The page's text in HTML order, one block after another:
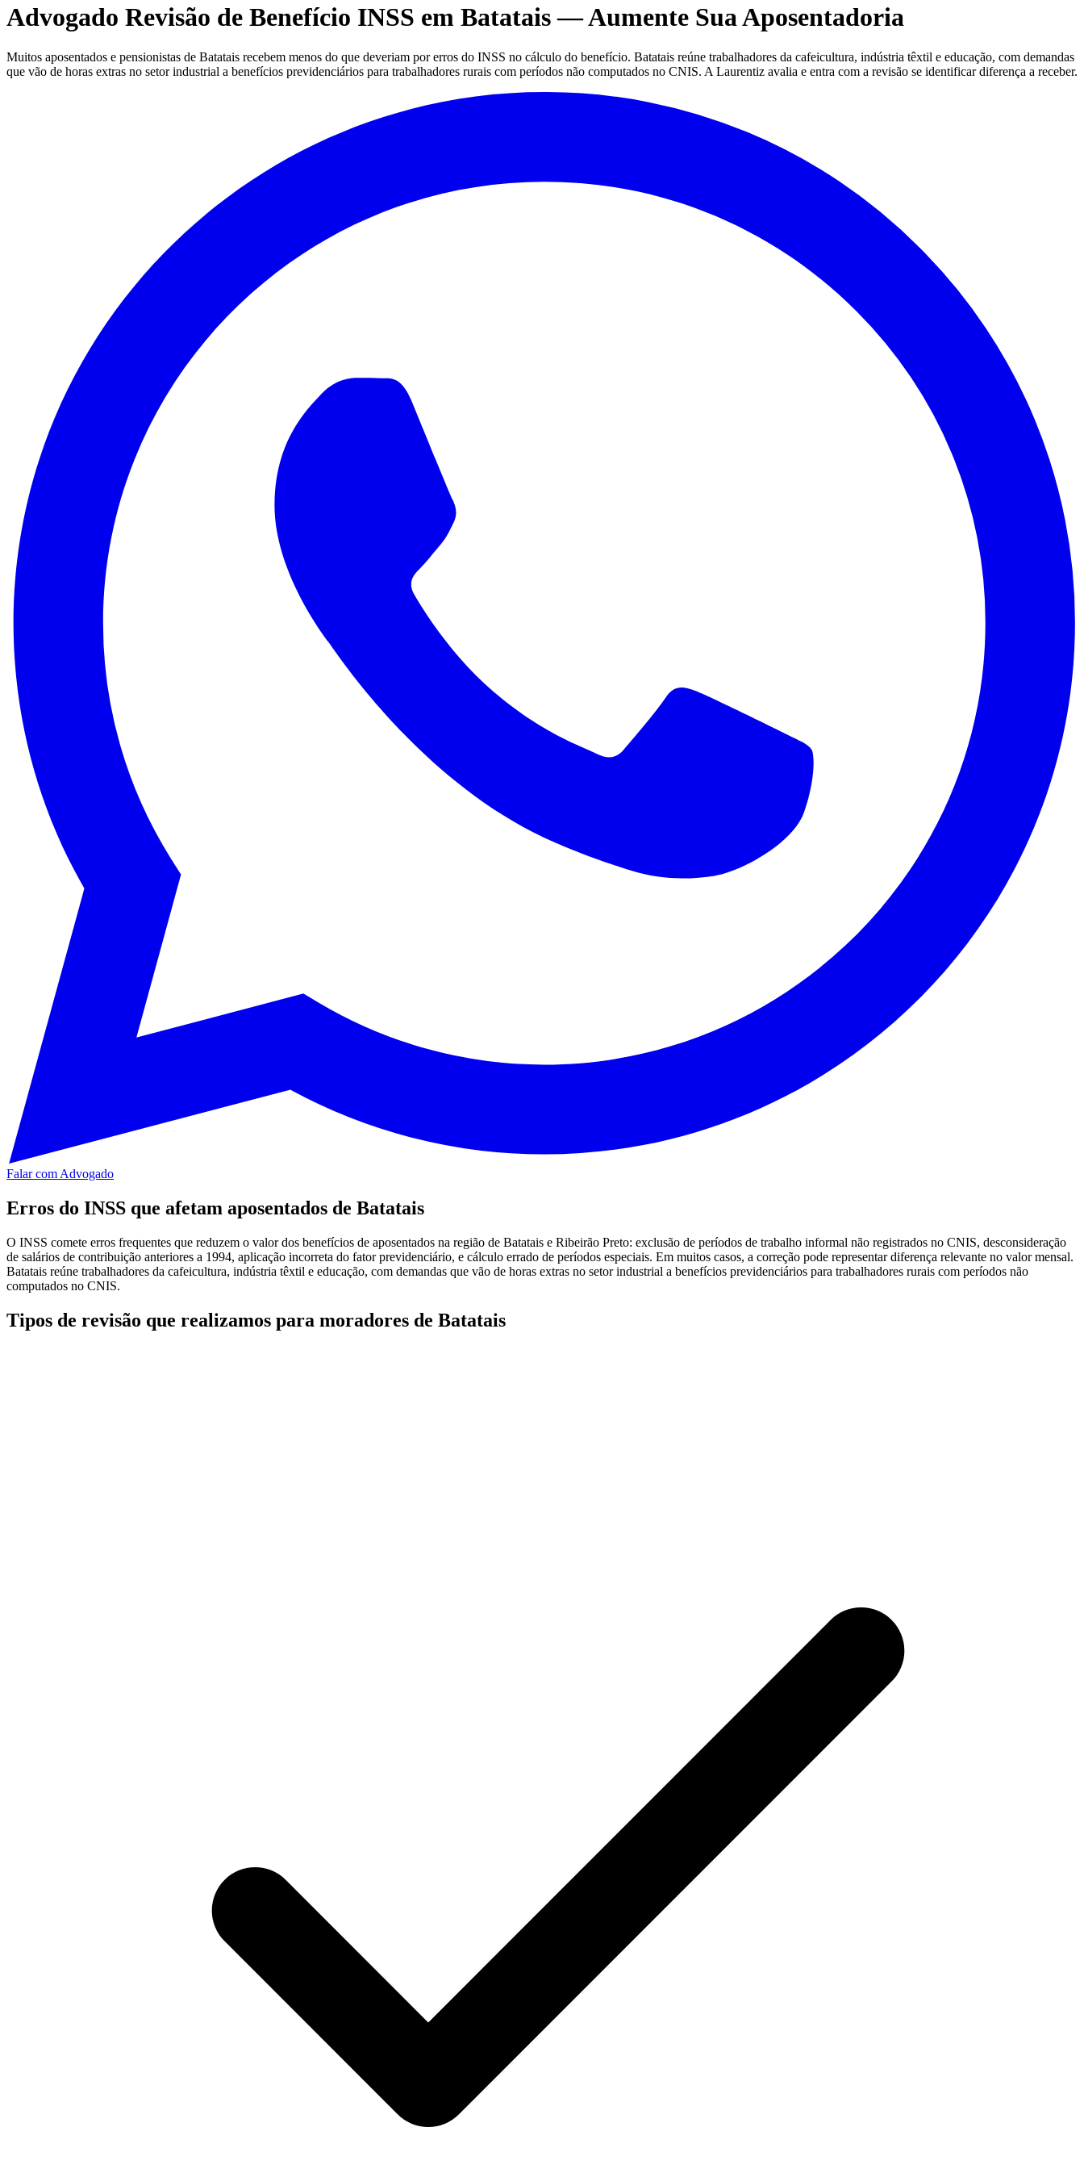
Advogado Revisão de Benefício INSS em Batatais — Aumente Sua Aposentadoria
Muitos aposentados e pensionistas de Batatais recebem menos do que deveriam por erros do INSS no cálculo do benefício. Batatais reúne trabalhadores da cafeicultura, indústria têxtil e educação, com demandas
que vão de horas extras no setor industrial a benefícios previdenciários para trabalhadores rurais com períodos não computados no CNIS. A Laurentiz avalia e entra com a revisão se identificar diferença a receber.
Falar com Advogado
Erros do INSS que afetam aposentados de Batatais
O INSS comete erros frequentes que reduzem o valor dos benefícios de aposentados na região de Batatais e Ribeirão Preto: exclusão de períodos de trabalho informal não registrados no CNIS, desconsideração
de salários de contribuição anteriores a 1994, aplicação incorreta do fator previdenciário, e cálculo errado de períodos especiais. Em muitos casos, a correção pode representar diferença relevante no valor mensal.
Batatais reúne trabalhadores da cafeicultura, indústria têxtil e educação, com demandas que vão de horas extras no setor industrial a benefícios previdenciários para trabalhadores rurais com períodos não
computados no CNIS.
Tipos de revisão que realizamos para moradores de Batatais